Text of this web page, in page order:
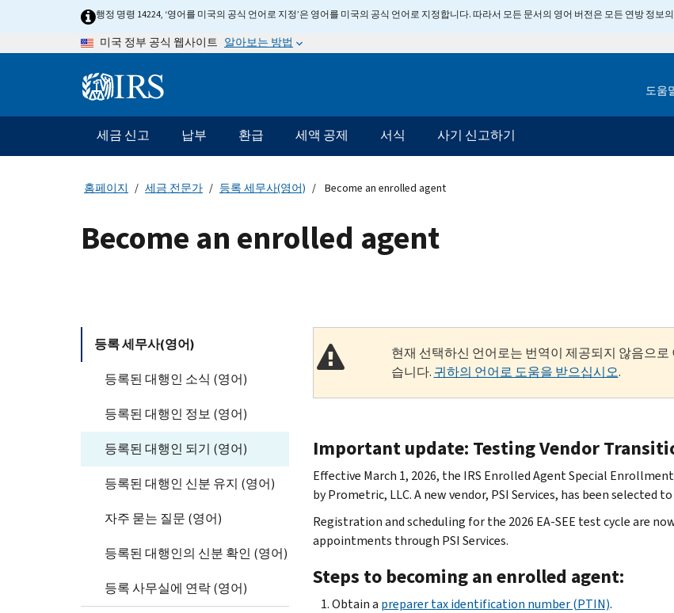
행정 명령 14224, ‘영어를 미국의 공식 언어로 지정’은 영어를 미국의 공식 언어로 지정합니다. 따라서 모든 문서의 영어 버전은 모든 연방 정보
미국 정부 공식 웹사이트 알아보는 방법
Information 도움
메
인
네
게
이
세금 신고 납부 환급 세액 공제 서식 사기 신고하기
홈페이지 세금 전문가 등록 세무사(영어) Become an enrolled agent
Become an enrolled agent
등록 세무사(영어)
등록된 대행인 소식 (영어)
등록된 대행인 정보 (영어)
등록된 대행인 되기 (영어)
등록된 대행인 신분 유지 (영어)
자주 묻는 질문 (영어)
등록된 대행인의 신분 확인 (영어)
등록 사무실에 연락 (영어)
현재 선택하신 언어로는 번역이 제공되지 않음으
습니다. 귀하의 언어로 도움을 받으십시오.
Important update: Testing Vendor
Effective March 1, 2026, the IRS Enrolled Agent Special
by Prometric, LLC. A new vendor, PSI Services, has been selected
Registration and scheduling for the 2026 EA-SEE test cycle are
appointments through PSI Services.
Steps to becoming an enrolled agent:
Obtain a preparer tax identification number (PTIN).